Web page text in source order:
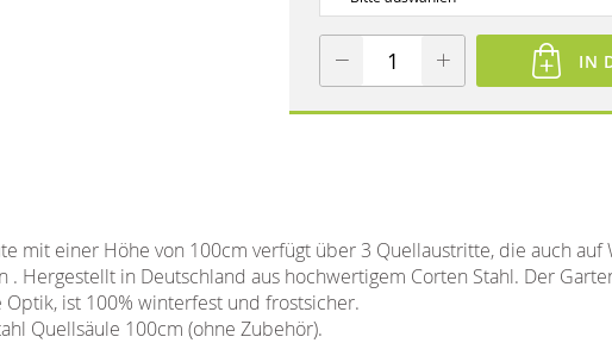
IN
mit einer Höhe von 100cm verfügt über 3 Quellaustritte, die auch auf
. Hergestellt in Deutschland aus hochwertigem Corten Stahl. Der
ist 100% winterfest und frostsicher.
Quellsäule 100cm (ohne Zubehör).